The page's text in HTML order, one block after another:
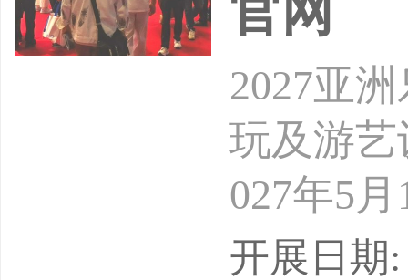
官网
2027亚
玩及游艺
027年5
会馆规模
开展日期